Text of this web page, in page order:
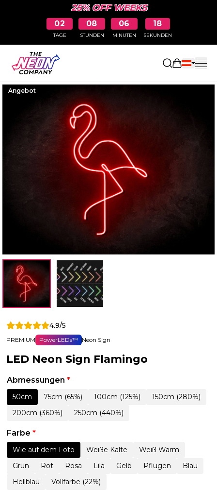
25% OFF WEEKS
02
TAGE
08
STUNDEN
06
MINUTEN
17
SEKUNDEN
Angebot
4.9/5
PREMIUM PowerLEDs™ Neon Sign
LED Neon Sign Flamingo
Abmessungen *
50cm 75cm (65%) 100cm (125%)
150cm (280%)
200cm (360%)
250cm (440%)
Farbe *
Wie auf dem Foto Weiße Kälte
Weiß Warm
Grün
Rot Rosa Lila Gelb Pflügen
Blau
Hellblau
Vollfarbe (22%)